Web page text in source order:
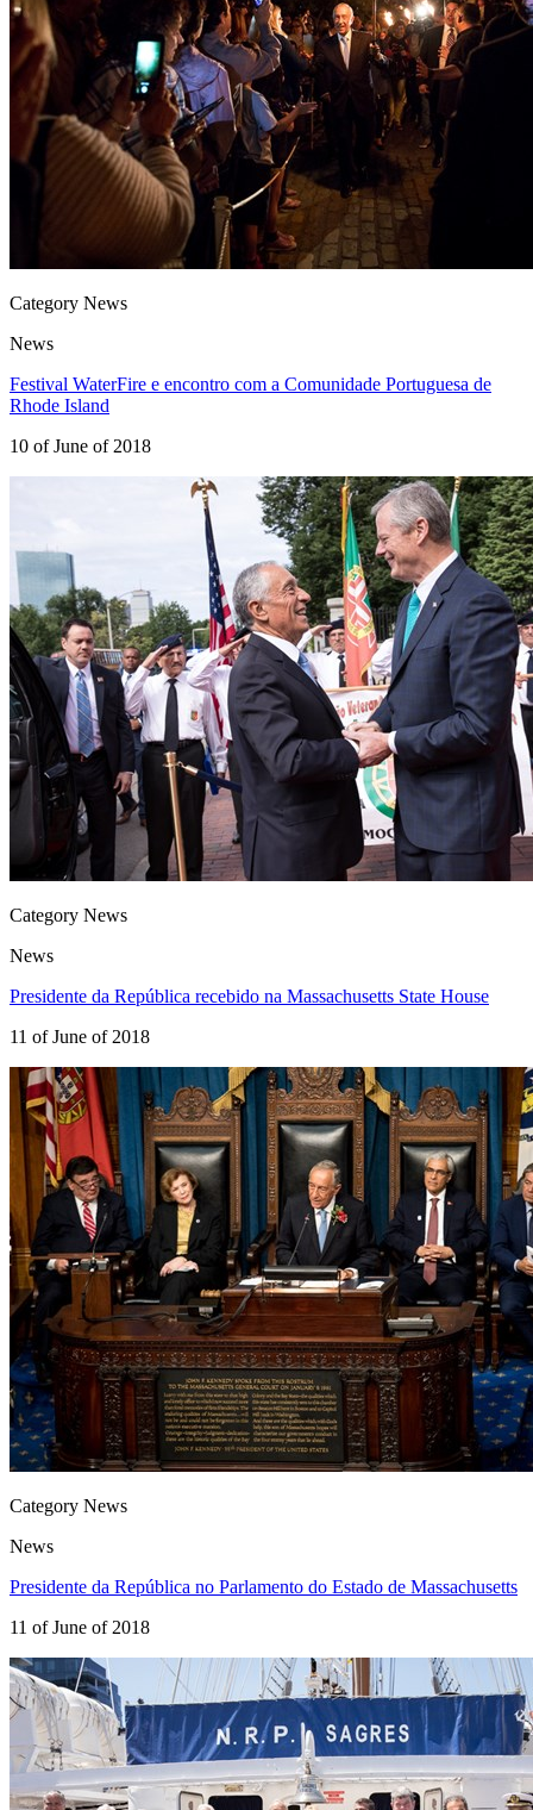
Category News
News
Festival WaterFire e encontro com a Comunidade Portuguesa de
Rhode Island
10 of June of 2018
Category News
News
Presidente da República recebido na Massachusetts State House
11 of June of 2018
Category News
News
Presidente da República no Parlamento do Estado de Massachusetts
11 of June of 2018